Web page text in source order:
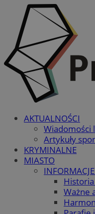
AKTUALNOŚCI
Wiadomości
Artykuły
KRYMINALNE
MIASTO
Ważne